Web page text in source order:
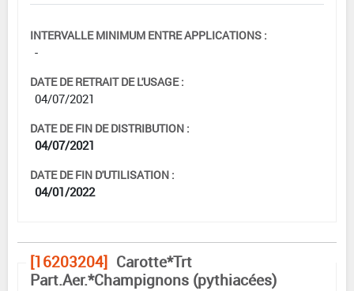
INTERVALLE MINIMUM ENTRE APPLICATIONS :
-
DATE DE RETRAIT DE L'USAGE :
04/07/2021
DATE DE FIN DE DISTRIBUTION :
04/07/2021
DATE DE FIN D'UTILISATION :
04/01/2022
[16203204] Carotte*Trt
Part.Aer.*Champignons (pythiacées)